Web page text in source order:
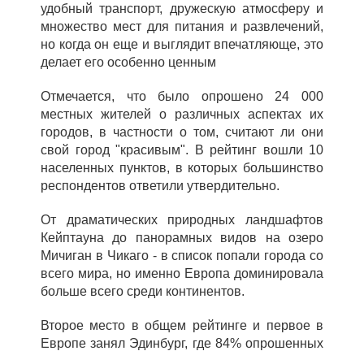
удобный транспорт, дружескую атмосферу и
множество мест для питания и развлечений,
но когда он еще и выглядит впечатляюще, это
делает его особенно ценным
Отмечается, что было опрошено 24 000
местных жителей о различных аспектах их
городов, в частности о том, считают ли они
свой город "красивым". В рейтинг вошли 10
населенных пунктов, в которых большинство
респондентов ответили утвердительно.
От драматических природных ландшафтов
Кейптауна до панорамных видов на озеро
Мичиган в Чикаго - в список попали города со
всего мира, но именно Европа доминировала
больше всего среди континентов.
Второе место в общем рейтинге и первое в
Европе занял Эдинбург, где 84% опрошенных